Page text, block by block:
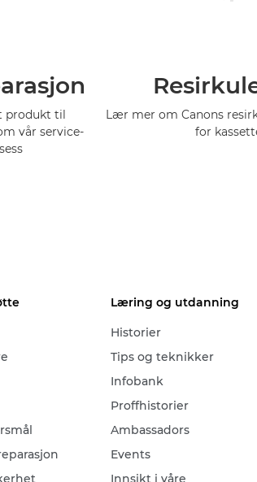
produkt til
vår service-
Lær mer om Canons
for
Læring og utdanning
Historier
Tips og teknikker
Infobank
Proffhistorier
Ambassadors
Events
Innsikt i våre